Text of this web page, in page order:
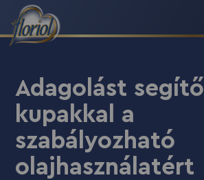
Adagolást segítő
kupakkal a
szabályozható
olajhasználatért